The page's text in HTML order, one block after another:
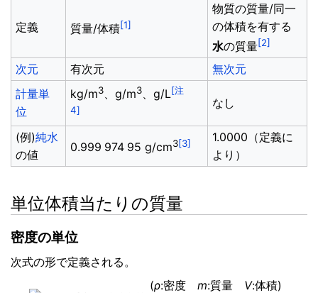
定義 質量/体積[1]
物質の質量/同一
の体積を有する
水の質量[2]
次元 有次元
無次元
計量単
位
kg/m3、g/m3、g/L[注
4]
なし
(例)純水
の値
0.999 974 95 g/cm3[3]
1.0000（定義に
より）
単位体積当たりの質量
密度の単位
次式の形で定義される。
(ρ:密度 m:質量 V:体積)